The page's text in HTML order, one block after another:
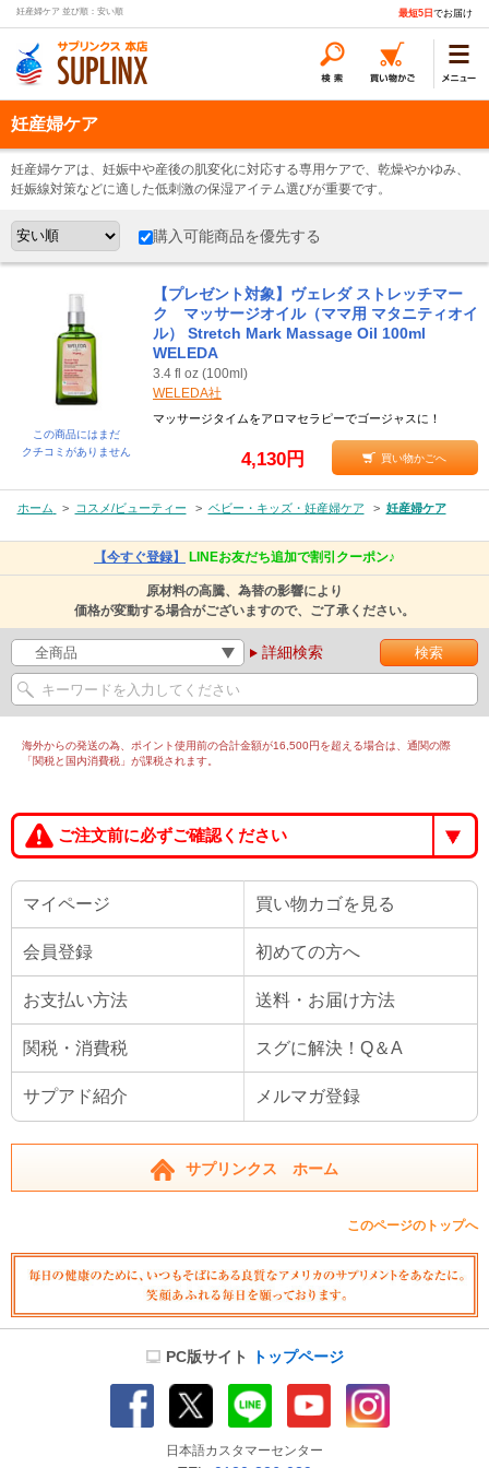
妊産婦ケア 並び順：安い順 最短5日 でお届け
妊産婦ケア
妊産婦ケアは、妊娠中や産後の肌変化に対応する専用ケアで、乾燥やかゆみ、
妊娠線対策などに適した低刺激の保湿アイテム選びが重要です。
購入可能商品を優先する
この商品にはまだ
クチコミがありません
【プレゼント対象】ヴェレダ ストレッチマー
ク マッサージオイル（ママ用 マタニティオイ
ル） Stretch Mark Massage Oil 100ml
WELEDA
3.4 fl oz (100ml)
WELEDA社
マッサージタイムをアロマセラピーでゴージャスに！
4,130円 買い物かごへ
ホーム > コスメ/ビューティー > ベビー・キッズ・妊産婦ケア > 妊産婦ケア
【今すぐ登録】 LINEお友だち追加で割引クーポン♪
原材料の高騰、為替の影響により
価格が変動する場合がございますので、ご了承ください。
詳細検索
海外からの発送の為、ポイント使用前の合計金額が16,500円を超える場合は、通関の際
「関税と国内消費税」が課税されます。
ご注文前に必ずご確認ください
マイページ 買い物カゴを見る
会員登録 初めての方へ
お支払い方法 送料・お届け方法
関税・消費税 スグに解決！Q＆A
サプアド紹介 メルマガ登録
サプリンクス ホーム
このページのトップへ
PC版サイト トップページ
日本語カスタマーセンター